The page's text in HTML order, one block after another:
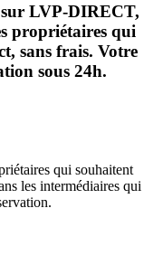
LVP-DIRECT,
propriétaires qui
sans frais. Votre
sous 24h.
qui souhaitent
les intermédiaires qui